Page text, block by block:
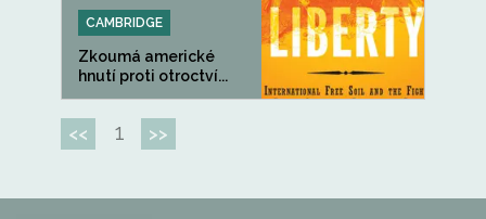
CAMBRIDGE
Zkoumá americké
hnutí proti otroctví...
<< 1 >>